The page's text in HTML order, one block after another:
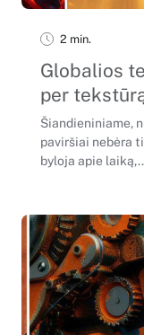
2 min.
Globalios
per
Šiandieniniame,
paviršiai nebėra
byloja apie